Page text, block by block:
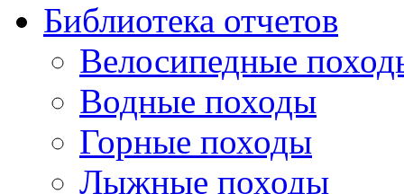
Библиотека отчетов
Велосипедные
Водные походы
Горные походы
Лыжные походы